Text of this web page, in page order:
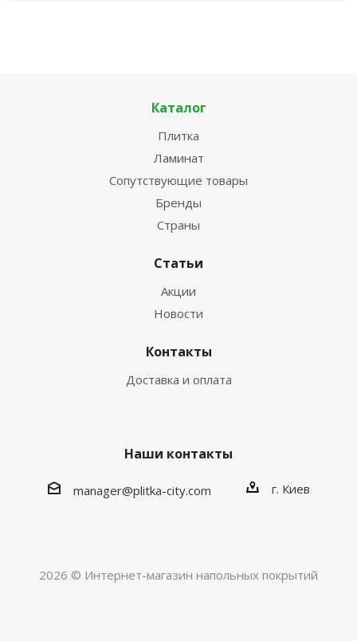
Каталог
Плитка
Ламинат
Сопутствующие товары
Бренды
Страны
Статьи
Акции
Новости
Контакты
Доставка и оплата
Наши контакты
manager@plitka-city.com г. Киев
2026 © Интернет-магазин напольных покрытий